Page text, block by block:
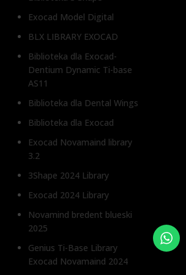
Exocad Model Digital
BLX LIBRARY EXOCAD
Biblioteka dla Exocad-
Dentium Dynamic Ti-base
AS11
Biblioteka dla Dental Wings
Biblioteka dla Exocad
Exocad Novamaind library
3.2
3Shape 2024 Library
Exocad 2024 Library
Novamind bredent blueski
2025
Genius Ti-Base Library
Exocad Novamaind 2024